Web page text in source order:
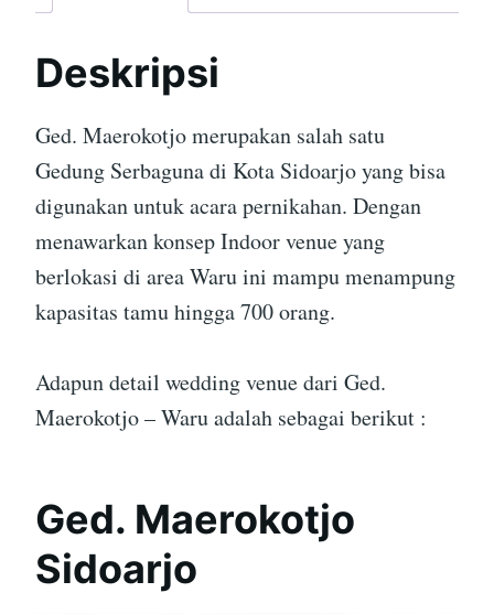
Deskripsi
Ged. Maerokotjo merupakan salah satu
Gedung Serbaguna di Kota Sidoarjo yang bisa
digunakan untuk acara pernikahan. Dengan
menawarkan konsep Indoor venue yang
berlokasi di area Waru ini mampu menampung
kapasitas tamu hingga 700 orang.
Adapun detail wedding venue dari Ged.
Maerokotjo – Waru adalah sebagai berikut :
Ged. Maerokotjo
Sidoarjo